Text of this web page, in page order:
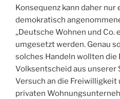
Konsequenz kann daher nur
demokratisch
„Deutsche Wohnen und Co.
umgesetzt werden. Genau
solches Handeln wollten
Volksentscheid aus unserer
Versuch an die
privaten